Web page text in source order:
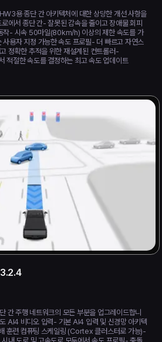
용 종단 간 아키텍처에 대한 상당한 개선 사항을
에서 종단 간- 잘못된 감속을 줄이고 장애물 회피
작- 시속 50마일(80km/h) 이상의 제한 속도를 가
사용자 지정 가능한 속도 프로필- 더 빠르고 자연스
정확한 추적을 위한 재설계된 컨트롤러-
절한 속도를 결정하는 최고 속도 업데이트
주행 네트워크의 모든 부분을 업그레이드합니
AI4 비디오 입력- 기본 AI4 입력 및 신경망 아키텍
훈련 컴퓨팅 스케일링 (Cortex 클러스터로 가능)-